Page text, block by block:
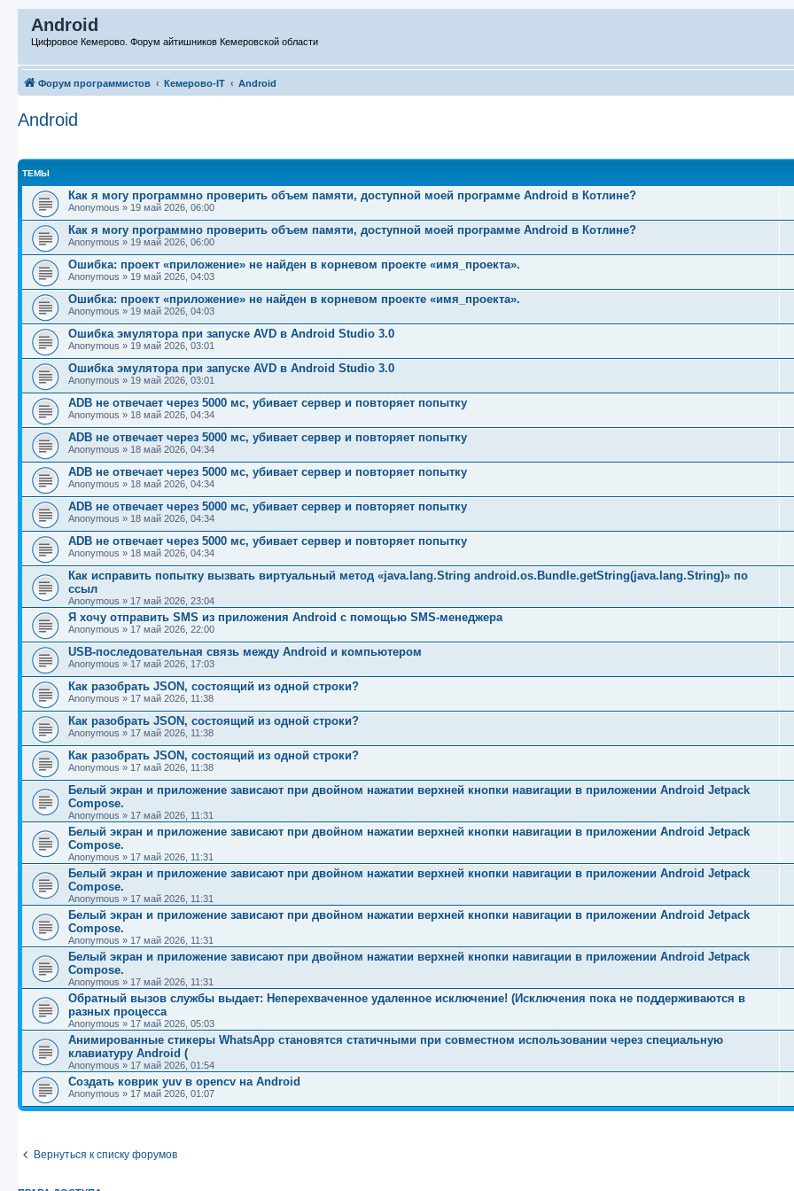
Android
Цифровое Кемерово. Форум айтишников Кемеровской области
Форум программистов Кемерово-IT Android
Android
ТЕМЫ
Как я могу программно проверить объем памяти, доступной моей программе Android в Котлине?
Anonymous » 19 май 2026, 06:00
Как я могу программно проверить объем памяти, доступной моей программе Android в Котлине?
Anonymous » 19 май 2026, 06:00
Ошибка: проект «приложение» не найден в корневом проекте «имя_проекта».
Anonymous » 19 май 2026, 04:03
Ошибка: проект «приложение» не найден в корневом проекте «имя_проекта».
Anonymous » 19 май 2026, 04:03
Ошибка эмулятора при запуске AVD в Android Studio 3.0
Anonymous » 19 май 2026, 03:01
Ошибка эмулятора при запуске AVD в Android Studio 3.0
Anonymous » 19 май 2026, 03:01
ADB не отвечает через 5000 мс, убивает сервер и повторяет попытку
Anonymous » 18 май 2026, 04:34
ADB не отвечает через 5000 мс, убивает сервер и повторяет попытку
Anonymous » 18 май 2026, 04:34
ADB не отвечает через 5000 мс, убивает сервер и повторяет попытку
Anonymous » 18 май 2026, 04:34
ADB не отвечает через 5000 мс, убивает сервер и повторяет попытку
Anonymous » 18 май 2026, 04:34
ADB не отвечает через 5000 мс, убивает сервер и повторяет попытку
Anonymous » 18 май 2026, 04:34
Как исправить попытку вызвать виртуальный метод «java.lang.String android.os.Bundle.getString(java.lang.String)» по
ссыл
Anonymous » 17 май 2026, 23:04
Я хочу отправить SMS из приложения Android с помощью SMS-менеджера
Anonymous » 17 май 2026, 22:00
USB-последовательная связь между Android и компьютером
Anonymous » 17 май 2026, 17:03
Как разобрать JSON, состоящий из одной строки?
Anonymous » 17 май 2026, 11:38
Как разобрать JSON, состоящий из одной строки?
Anonymous » 17 май 2026, 11:38
Как разобрать JSON, состоящий из одной строки?
Anonymous » 17 май 2026, 11:38
Белый экран и приложение зависают при двойном нажатии верхней кнопки навигации в приложении Android Jetpack
Compose.
Anonymous » 17 май 2026, 11:31
Белый экран и приложение зависают при двойном нажатии верхней кнопки навигации в приложении Android Jetpack
Compose.
Anonymous » 17 май 2026, 11:31
Белый экран и приложение зависают при двойном нажатии верхней кнопки навигации в приложении Android Jetpack
Compose.
Anonymous » 17 май 2026, 11:31
Белый экран и приложение зависают при двойном нажатии верхней кнопки навигации в приложении Android Jetpack
Compose.
Anonymous » 17 май 2026, 11:31
Белый экран и приложение зависают при двойном нажатии верхней кнопки навигации в приложении Android Jetpack
Compose.
Anonymous » 17 май 2026, 11:31
Обратный вызов службы выдает: Неперехваченное удаленное исключение! (Исключения пока не поддерживаются в
разных процесса
Anonymous » 17 май 2026, 05:03
Анимированные стикеры WhatsApp становятся статичными при совместном использовании через специальную
клавиатуру Android (
Anonymous » 17 май 2026, 01:54
Создать коврик yuv в opencv на Android
Anonymous » 17 май 2026, 01:07
Вернуться к списку форумов